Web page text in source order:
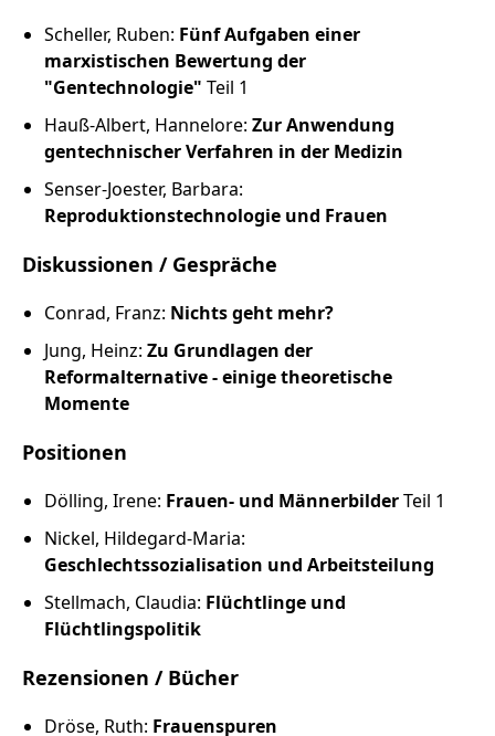
Scheller, Ruben: Fünf Aufgaben einer
marxistischen Bewertung der
"Gentechnologie" Teil 1
Hauß-Albert, Hannelore: Zur Anwendung
gentechnischer Verfahren in der Medizin
Senser-Joester, Barbara:
Reproduktionstechnologie und Frauen
Diskussionen / Gespräche
Conrad, Franz: Nichts geht mehr?
Jung, Heinz: Zu Grundlagen der
Reformalternative - einige theoretische
Momente
Positionen
Dölling, Irene: Frauen- und MännerbilderTeil 1
Nickel, Hildegard-Maria:
Geschlechtssozialisation und Arbeitsteilung
Stellmach, Claudia: Flüchtlinge und
Flüchtlingspolitik
Rezensionen / Bücher
Dröse, Ruth: Frauenspuren